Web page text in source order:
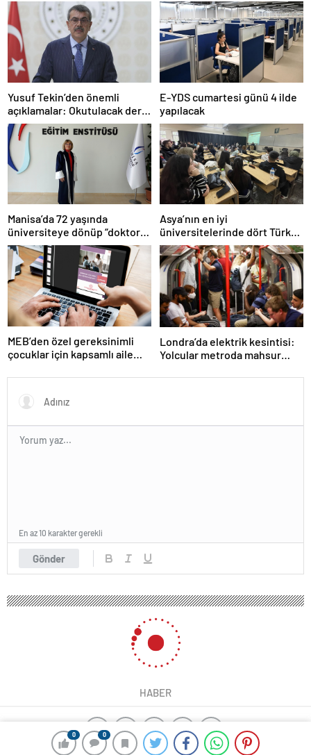
0 0
Yusuf Tekin’den önemli
açıklamalar: Okutulacak dersi
kalmamış öğretmene branş
değişikliği masada
E-YDS cumartesi günü 4 ilde
yapılacak
Manisa’da 72 yaşında
üniversiteye dönüp “doktor”
ünvanı aldı
Asya’nın en iyi
üniversitelerinde dört Türk
okulu ilk 100’de
MEB’den özel gereksinimli
çocuklar için kapsamlı aile
Londra’da elektrik kesintisi:
Yolcular metroda mahsur
Gönder
En az 10 karakter gerekli
HABER